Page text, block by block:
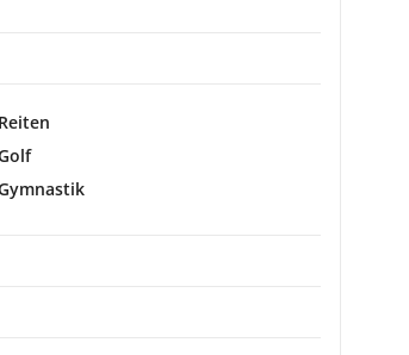
Reiten